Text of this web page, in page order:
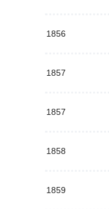
1856
1857
1857
1858
1859